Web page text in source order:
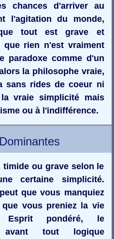
chances d'arriver au
l'agitation du monde,
tout est grave et
que rien n'est vraiment
paradoxe comme d'un
la philosophe vraie,
sans rides de coeur ni
vraie simplicité mais
ou à l'indifférence.
timide ou grave selon le
certaine simplicité.
que vous manquiez
vous preniez la vie
pondéré, le
avant tout logique